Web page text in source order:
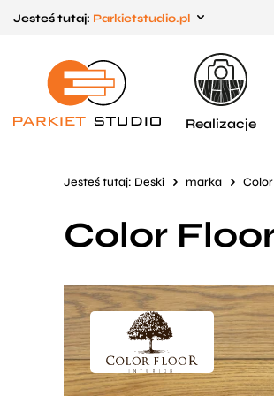
do menu
głównego
do
menu
w
Jesteś tutaj: Parkietstudio.pl
Realizacje
Jesteś tutaj: Deski marka
Color